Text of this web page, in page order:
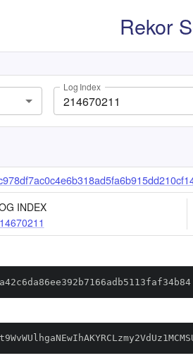
Rekor
Log Index
INDEX